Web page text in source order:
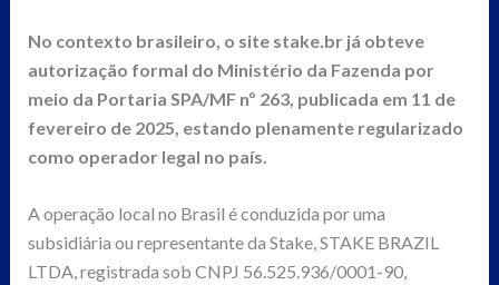
No contexto brasileiro, o site stake.br já obteve
autorização formal do Ministério da Fazenda por
meio da Portaria SPA/MF nº 263, publicada em 11 de
fevereiro de 2025, estando plenamente regularizado
como operador legal no país.
A operação local no Brasil é conduzida por uma
subsidiária ou representante da Stake, STAKE BRAZIL
LTDA, registrada sob CNPJ 56.525.936/0001-90,